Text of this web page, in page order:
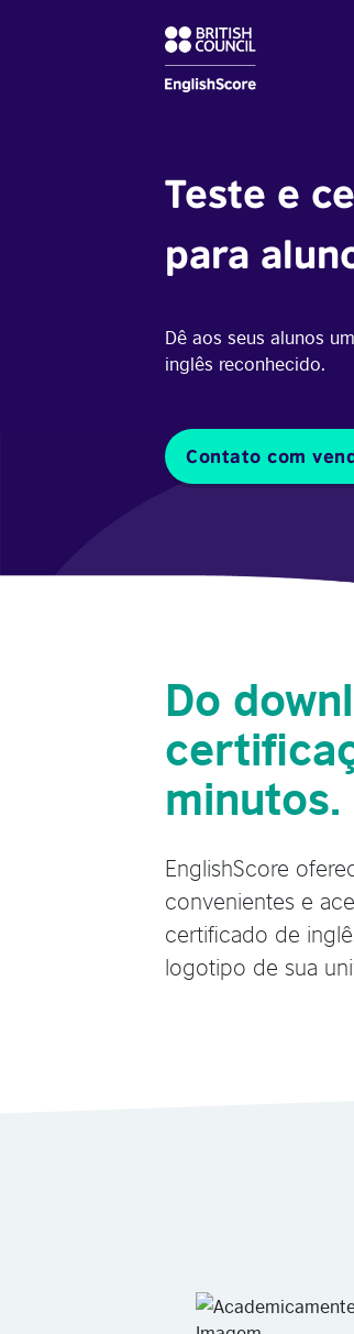
Teste e
para
Dê aos seus alunos
inglês reconhecido.
Contato com
Do
minutos.
EnglishScore
convenientes e
certificado de
logotipo de sua